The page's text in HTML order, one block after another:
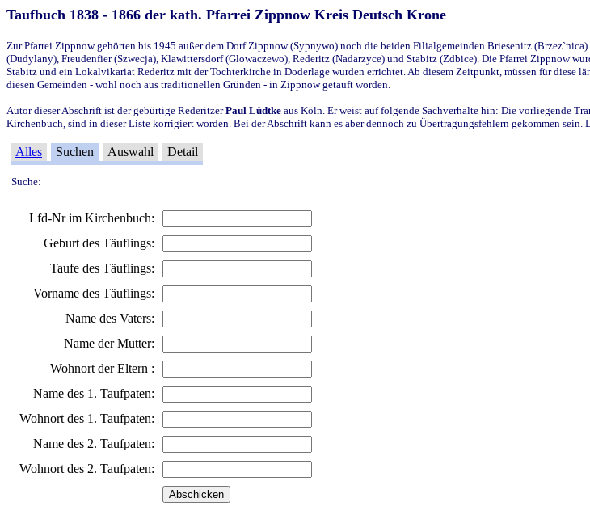
Taufbuch 1838 - 1866 der kath. Pfarrei Zippnow Kreis Deutsch Krone
Zur Pfarrei Zippnow gehörten bis 1945 außer dem Dorf Zippnow (Sypnywo) noch die beiden Filialgemeinden Briesenitz
(Dudylany), Freudenfier (Szwecja), Klawittersdorf (Glowaczewo), Rederitz (Nadarzyce) und Stabitz (Zdbice). Die Pfarrei Zippnow
Stabitz und ein Lokalvikariat Rederitz mit der Tochterkirche in Doderlage wurden errichtet. Ab diesem Zeitpunkt, müssen für diese
diesen Gemeinden - wohl noch aus traditionellen Gründen - in Zippnow getauft worden.
Autor dieser Abschrift ist der gebürtige RederitzerPaul Lüdtke aus Köln. Er weist auf folgende Sachverhalte hin: Die vorliegende
Kirchenbuch, sind in dieser Liste korrigiert worden. Bei der Abschrift kann es aber dennoch zu Übertragungsfehlern gekommen sein.
Alles Suchen Auswahl Detail
Suche:
Lfd-Nr im Kirchenbuch:
Geburt des Täuflings:
Taufe des Täuflings:
Vorname des Täuflings:
Name des Vaters:
Name der Mutter:
Wohnort der Eltern :
Name des 1. Taufpaten:
Wohnort des 1. Taufpaten:
Name des 2. Taufpaten:
Wohnort des 2. Taufpaten: